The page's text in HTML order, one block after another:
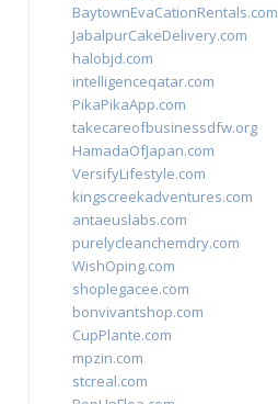
BaytownEvaCationRentals.com
JabalpurCakeDelivery.com
halobjd.com
intelligenceqatar.com
PikaPikaApp.com
takecareofbusinessdfw.org
HamadaOfJapan.com
VersifyLifestyle.com
kingscreekadventures.com
antaeuslabs.com
purelycleanchemdry.com
WishOping.com
shoplegacee.com
bonvivantshop.com
CupPlante.com
mpzin.com
stcreal.com